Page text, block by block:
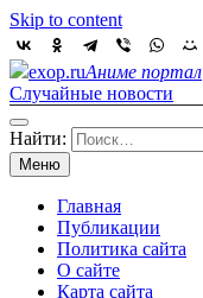
Skip to content
exop.ruАниме портал
Случайные новости
Найти:
Меню
Главная
Публикации
Политика сайта
О сайте
Карта сайта